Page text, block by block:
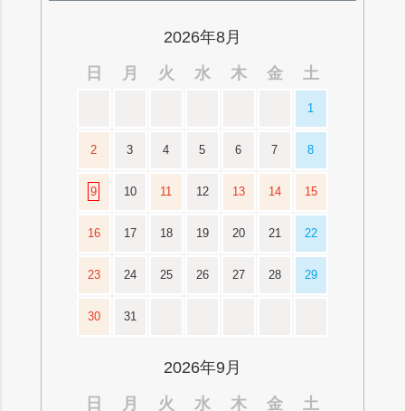
2026年8月
日
月 火 水 木 金 土
1
2 3 4 5 6 7 8
9 10 11 12 13 14 15
16 17 18 19 20 21 22
23 24 25 26 27 28 29
30 31
2026年9月
日
月 火 水 木 金 土